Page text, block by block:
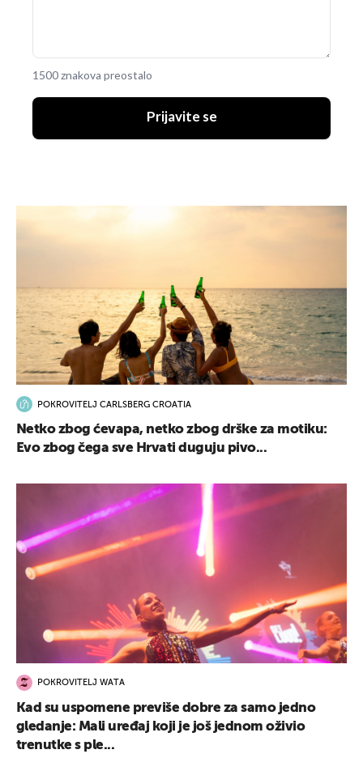
1500 znakova preostalo
Prijavite se
POKROVITELJ CARLSBERG CROATIA
Netko zbog ćevapa, netko zbog drške za motiku:
Evo zbog čega sve Hrvati duguju pivo...
POKROVITELJ WATA
Kad su uspomene previše dobre za samo jedno
gledanje: Mali uređaj koji je još jednom oživio
trenutke s ple...